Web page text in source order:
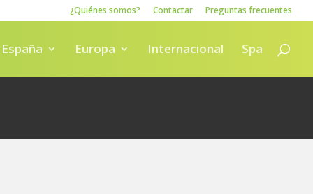
¿Quiénes somos? Contactar Preguntas frecuentes
España Europa Internacional Spa